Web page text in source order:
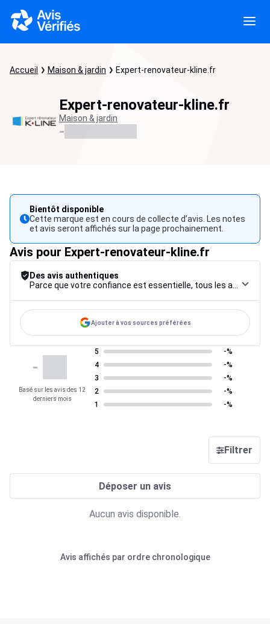
Accueil Maison & jardin Expert-renovateur-kline.fr
Expert-renovateur-kline.fr
Maison & jardin
-
Bientôt disponible
Cette marque est en cours de collecte d’avis. Les notes
et avis seront affichés sur la page prochainement.
Avis pour Expert-renovateur-kline.fr
Des avis authentiques
Ajouter à vos sources préférées
-
Basé sur les avis des 12
derniers mois
5
-%
4
-%
3
-%
2
-%
1
-%
Filtrer
Déposer un avis
Aucun avis disponible.
Avis affichés par ordre chronologique